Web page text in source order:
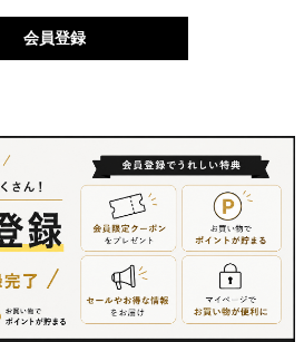
会員登録